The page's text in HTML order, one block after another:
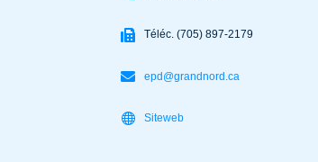
Téléc. (705) 897-2179
epd@grandnord.ca
Siteweb